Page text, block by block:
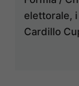
elettorale,
Cardillo